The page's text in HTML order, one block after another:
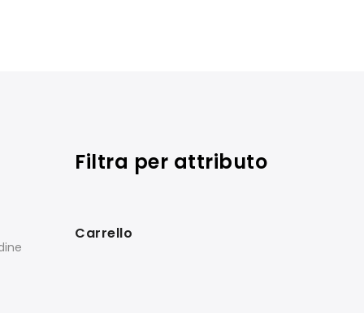
Filtra per attributo
Carrello